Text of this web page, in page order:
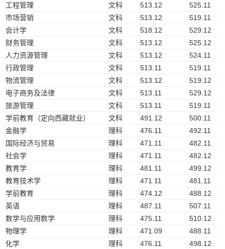
工程管理
文科 513.12
525.11
市场营销
文科 513.12
519.11
会计学
文科 518.12
529.12
财务管理
文科 513.12
525.12
人力资源管理
文科 513.12
524.11
行政管理
文科 513.11
519.11
物流管理
文科 513.12
519.12
电子商务及法律
文科 513.11
529.12
旅游管理
文科 513.11
519.11
学前教育（定向西藏就业）
文科 491.12
500.11
金融学
理科 476.11
492.11
国际经济与贸易
理科 471.11
482.11
社会学
理科 471.11
482.12
教育学
理科 481.11
499.12
教育技术学
理科 471.11
481.11
学前教育
理科 474.12
488.12
英语
理科 487.11
507.11
数学与应用数学
理科 475.11
510.12
物理学
理科 471.09
488.11
化学
理科 476.11
498.12